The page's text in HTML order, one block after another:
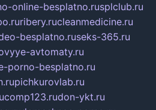
online-besplatno.rusplclub.ru
ribery.rucleanmedicine.ru
besplatno.ruseks-365.ru
avtomaty.ru
porno-besplatno.ru
pichkurovlab.ru
comp123.rudon-ykt.ru